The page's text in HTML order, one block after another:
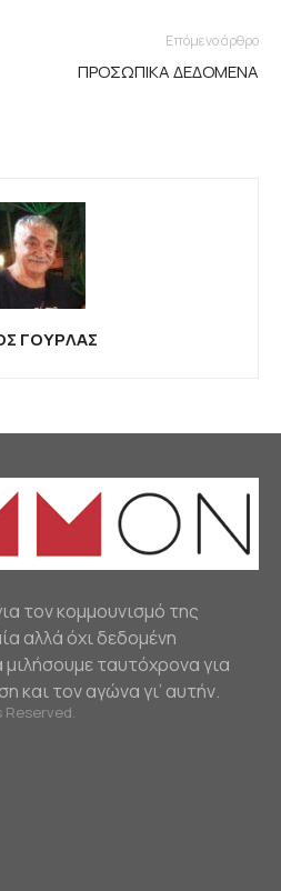
Επόμενο άρθρο
ΠΡΟΣΩΠΙΚΑ ΔΕΔΟΜΕΝΑ
ΓΟΥΡΛΑΣ
τον κομμουνισμό της
αλλά όχι δεδομένη
ταυτόχρονα για
και τον αγώνα γι’ αυτήν.
Reserved.